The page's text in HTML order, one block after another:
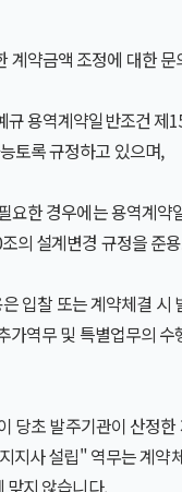
계약금액 조정에 대한 문
용역계약일반조건
토록 규정하고 있으며,
요한 경우에는 용역계
의 설계변경 규정을 준
입찰 또는 계약체결
역무 및 특별업무의
당초 발주기관이 산정
지사 설립" 역무는 계
맞지 않습니다.